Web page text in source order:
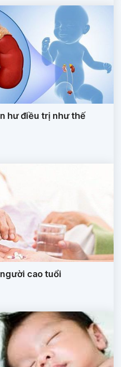
hư điều trị như thế
cao tuổi